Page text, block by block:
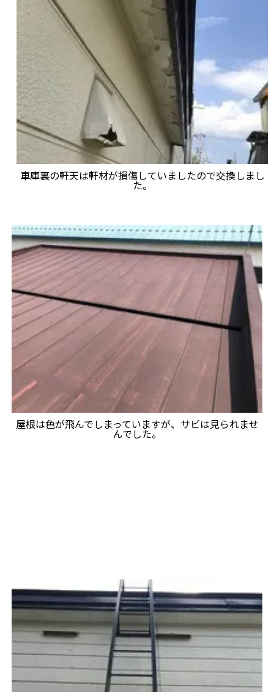
車庫裏の軒天は軒材が損傷していましたので交換しまし
た。
屋根は色が飛んでしまっていますが、サビは見られませ
んでした。